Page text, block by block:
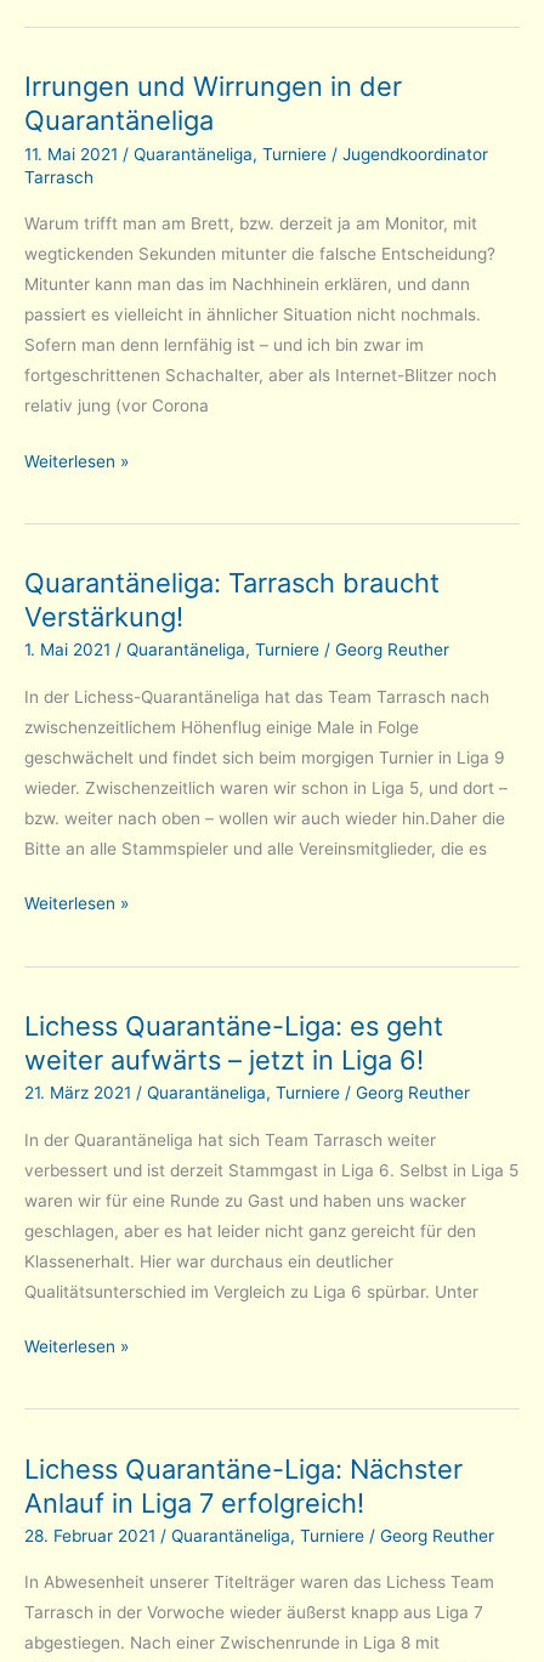
in
8!
Irrungen und Wirrungen in der
Quarantäneliga
11. Mai 2021 / Quarantäneliga, Turniere / Jugendkoordinator
Tarrasch
Warum trifft man am Brett, bzw. derzeit ja am Monitor, mit
wegtickenden Sekunden mitunter die falsche Entscheidung?
Mitunter kann man das im Nachhinein erklären, und dann
passiert es vielleicht in ähnlicher Situation nicht nochmals.
Sofern man denn lernfähig ist – und ich bin zwar im
fortgeschrittenen Schachalter, aber als Internet-Blitzer noch
relativ jung (vor Corona
Irrungen
Wirrungen
der
Quarantäneliga
Weiterlesen »
Quarantäneliga: Tarrasch braucht
Verstärkung!
1. Mai 2021 / Quarantäneliga, Turniere / Georg Reuther
In der Lichess-Quarantäneliga hat das Team Tarrasch nach
zwischenzeitlichem Höhenflug einige Male in Folge
geschwächelt und findet sich beim morgigen Turnier in Liga 9
wieder. Zwischenzeitlich waren wir schon in Liga 5, und dort –
bzw. weiter nach oben – wollen wir auch wieder hin.Daher die
Bitte an alle Stammspieler und alle Vereinsmitglieder, die es
Quarantäneliga:
braucht
Weiterlesen »
Lichess Quarantäne-Liga: es geht
weiter aufwärts – jetzt in Liga 6!
21. März 2021 / Quarantäneliga, Turniere / Georg Reuther
In der Quarantäneliga hat sich Team Tarrasch weiter
verbessert und ist derzeit Stammgast in Liga 6. Selbst in Liga 5
waren wir für eine Runde zu Gast und haben uns wacker
geschlagen, aber es hat leider nicht ganz gereicht für den
Klassenerhalt. Hier war durchaus ein deutlicher
Qualitätsunterschied im Vergleich zu Liga 6 spürbar. Unter
Lichess
Liga:
geht
weiter
aufwärts
jetzt
in
Liga
Weiterlesen »
Lichess Quarantäne-Liga: Nächster
Anlauf in Liga 7 erfolgreich!
28. Februar 2021 / Quarantäneliga, Turniere / Georg Reuther
In Abwesenheit unserer Titelträger waren das Lichess Team
Tarrasch in der Vorwoche wieder äußerst knapp aus Liga 7
abgestiegen. Nach einer Zwischenrunde in Liga 8 mit